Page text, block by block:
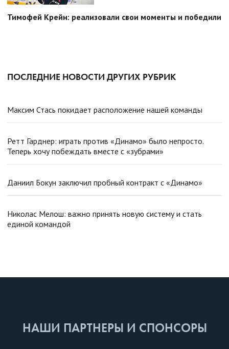
Тимофей Крейн: реализовали свои моменты и победили
ПОСЛЕДНИЕ НОВОСТИ ДРУГИХ РУБРИК
Максим Стась покидает расположение нашей команды
Ретт Гарднер: играть против «Динамо» было непросто.
Теперь хочу побеждать вместе с «зубрами»
Даниил Бокун заключил пробный контракт с «Динамо»
Николас Мелош: важно принять новую систему и стать
единой командой
НАШИ ПАРТНЕРЫ И СПОНСОРЫ